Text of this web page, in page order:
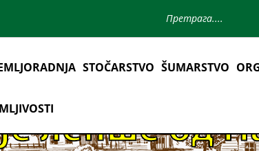
STOČARSTVO ŠUMARSTVO